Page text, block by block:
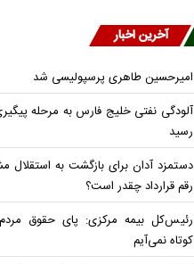
آخرین اخبار
امیرحسین طاهری پرسپولیسی شد
آلودگی نفتی خلیج فارس به مرحله
رسید
دستمزد آدان برای بازگشت به
رقم قرارداد چقدر است؟
رئیس‌کل بیمه مرکزی: پای حقوق
کوتاه نمی‌آیم